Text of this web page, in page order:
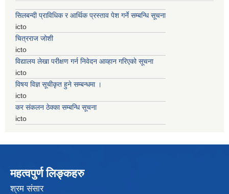
सिलबन्दी प्राविधिक र आर्थिक प्रस्ताव पेश गर्ने सम्बन्धि सूचना
icto
चित्रराज जोशी
icto
विद्यालय लेखा परीक्षण गर्न निवेदन आव्हान गरिएको सूचना
icto
विषय विज्ञ सूचीकृत हुने सम्बन्धमा ।
icto
कर संकलन ठेक्का सम्बन्धि सूचना
icto
महत्वपुर्ण लिङ्कहरु
श्रम संसार